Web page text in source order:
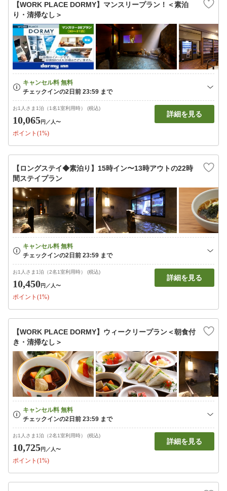
【WORK PLACE DORMY】マンスリープラン！＜素泊
り・清掃なし＞
お1人さま1泊（1名1室利用時） (税込)
10,065円 ／人〜
ポイント(1%)
詳細を見る
【ロングステイ◆素泊り】15時イン〜13時アウトの22時
間ステイプラン
お1人さま1泊（2名1室利用時） (税込)
10,450円 ／人〜
ポイント(1%)
詳細を見る
【WORK PLACE DORMY】ウィークリープラン＜朝食付
き・清掃なし＞
お1人さま1泊（2名1室利用時） (税込)
10,725円 ／人〜
ポイント(1%)
詳細を見る